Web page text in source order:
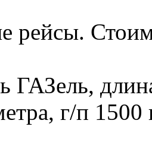
рейсы.
ГАЗель,
г/п 1500